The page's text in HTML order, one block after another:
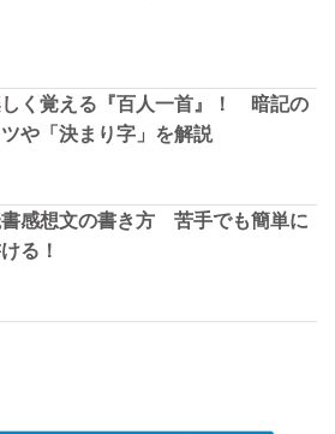
く覚える『百人一首』！ 暗記の
ツや「決まり字」を解説
感想文の書き方 苦手でも簡単に
る！